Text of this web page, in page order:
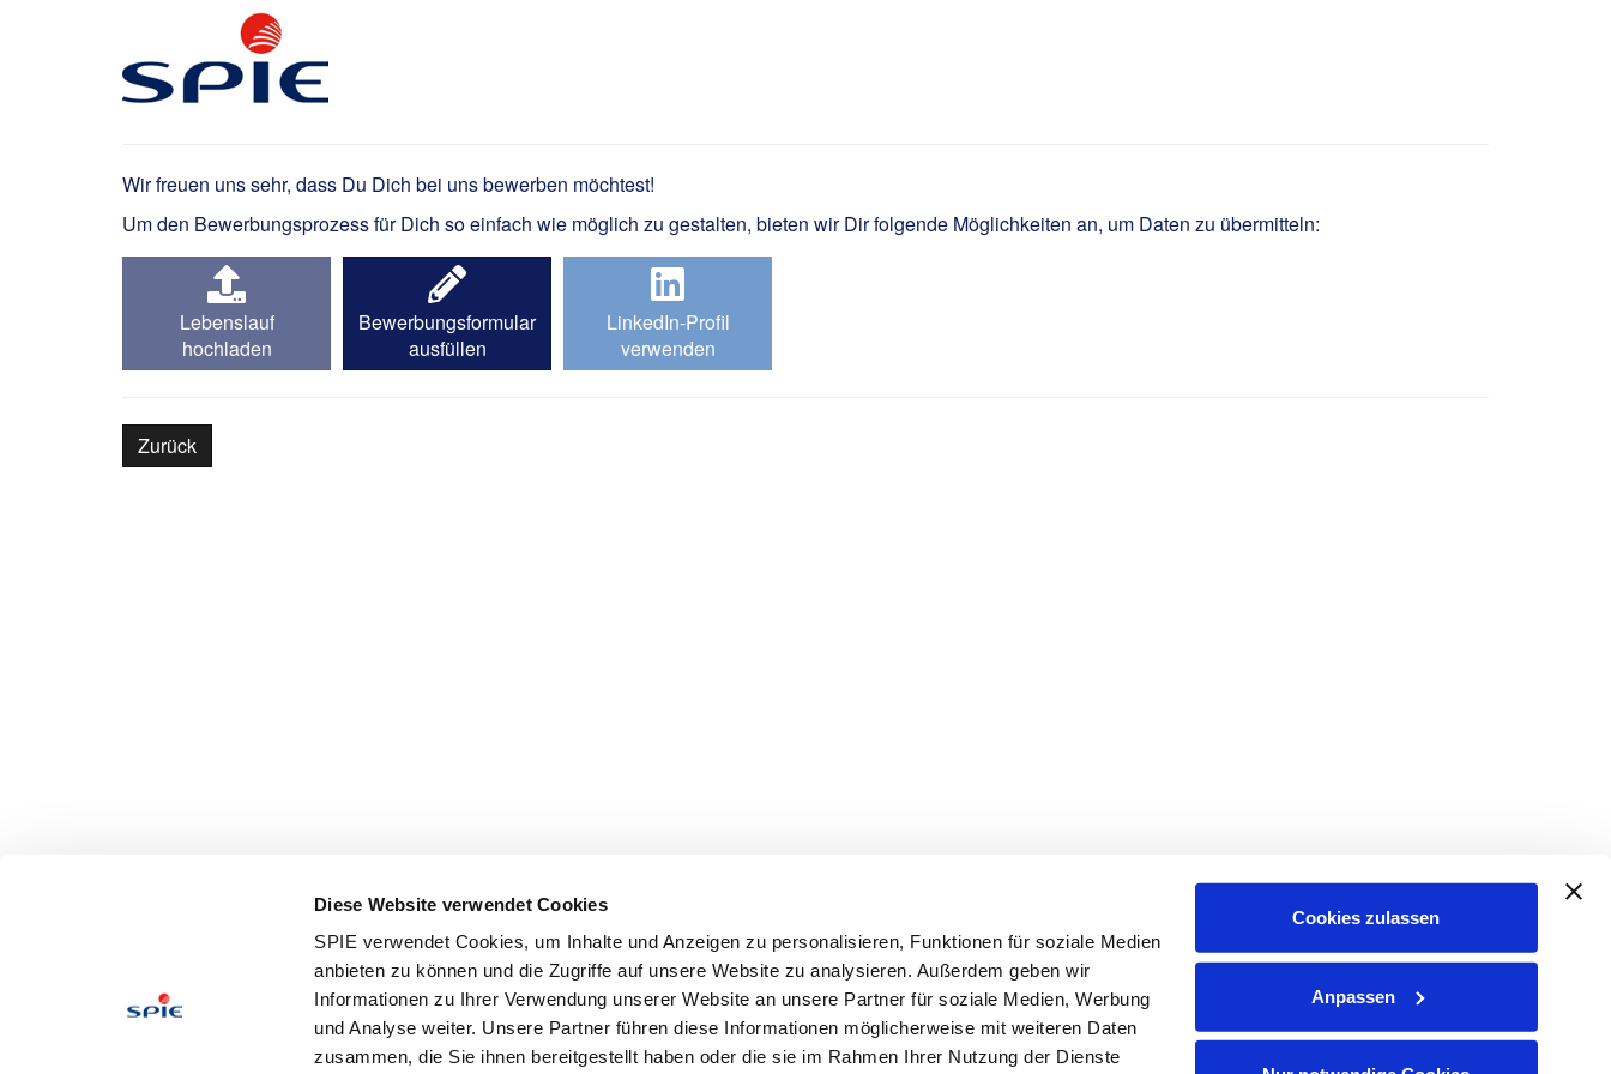
Diese Website verwendet Cookies
SPIE verwendet Cookies, um Inhalte und Anzeigen zu personalisieren, Funktionen für soziale Medien
anbieten zu können und die Zugriffe auf unsere Website zu analysieren. Außerdem geben wir
Informationen zu Ihrer Verwendung unserer Website an unsere Partner für soziale Medien, Werbung
und Analyse weiter. Unsere Partner führen diese Informationen möglicherweise mit weiteren Daten
zusammen, die Sie ihnen bereitgestellt haben oder die sie im Rahmen Ihrer Nutzung der Dienste
Cookies zulassen
Anpassen
Elektriker / Elektroniker / Monteur Hochspannung m/w/d
Wir freuen uns sehr, dass Du Dich bei uns bewerben möchtest!
Um den Bewerbungsprozess für Dich so einfach wie möglich zu gestalten, bieten wir Dir folgende Möglichkeiten an, um Daten zu übermitteln:
Bewerbungsformular
ausfüllen
LinkedIn-Profil
verwenden
Lebenslauf
hochladen
Zurück